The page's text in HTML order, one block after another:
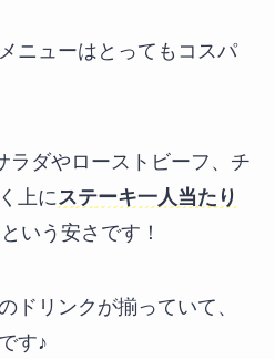
ニューはとってもコスパ
ラダやローストビーフ、チ
上に ステーキ一人当たり
いう安さです！
ドリンクが揃っていて、
す♪